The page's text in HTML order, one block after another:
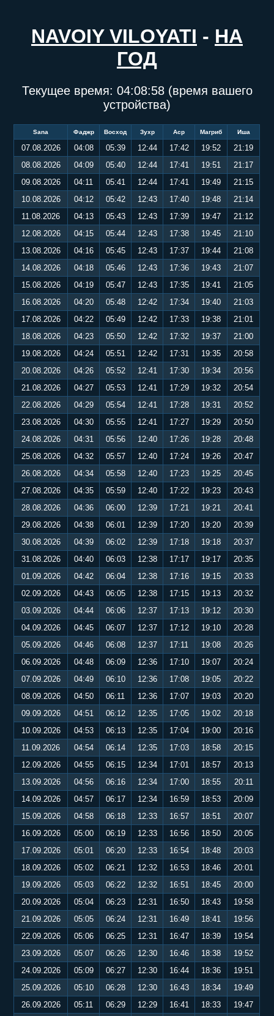
NAVOIY VILOYATI - НА
ГОД
Текущее время: 04:08:59(время вашего
устройства)
Sana Фаджр Восход Зухр Аср Магриб Иша
07.08.2026 04:08 05:39 12:44 17:42 19:52
21:19
08.08.2026
04:09 05:40 12:44 17:41 19:51
21:17
09.08.2026
04:11 05:41 12:44 17:41 19:49
21:15
10.08.2026
04:12 05:42 12:43 17:40 19:48
21:14
11.08.2026
04:13 05:43 12:43 17:39 19:47
21:12
12.08.2026
04:15 05:44 12:43 17:38 19:45
21:10
13.08.2026
04:16 05:45 12:43 17:37 19:44
21:08
14.08.2026
04:18 05:46 12:43 17:36 19:43
21:07
15.08.2026
04:19 05:47 12:43 17:35 19:41
21:05
16.08.2026
04:20 05:48 12:42 17:34 19:40
21:03
17.08.2026
04:22 05:49 12:42 17:33 19:38
21:01
18.08.2026
04:23 05:50 12:42 17:32 19:37
21:00
19.08.2026
04:24 05:51 12:42 17:31 19:35
20:58
20.08.2026
04:26 05:52 12:41 17:30 19:34
20:56
21.08.2026
04:27 05:53 12:41 17:29 19:32
20:54
22.08.2026
04:29 05:54 12:41 17:28 19:31
20:52
23.08.2026
04:30 05:55 12:41 17:27 19:29
20:50
24.08.2026
04:31 05:56 12:40 17:26 19:28
20:48
25.08.2026
04:32 05:57 12:40 17:24 19:26
20:47
26.08.2026
04:34 05:58 12:40 17:23 19:25
20:45
27.08.2026
04:35 05:59 12:40 17:22 19:23
20:43
28.08.2026
04:36 06:00 12:39 17:21 19:21
20:41
29.08.2026
04:38 06:01 12:39 17:20 19:20
20:39
30.08.2026
04:39 06:02 12:39 17:18 19:18
20:37
31.08.2026
04:40 06:03 12:38 17:17 19:17
20:35
01.09.2026
04:42 06:04 12:38 17:16 19:15
20:33
02.09.2026
04:43 06:05 12:38 17:15 19:13
20:32
03.09.2026
04:44 06:06 12:37 17:13 19:12
20:30
04.09.2026
04:45 06:07 12:37 17:12 19:10
20:28
05.09.2026
04:46 06:08 12:37 17:11 19:08
20:26
06.09.2026
04:48 06:09 12:36 17:10 19:07
20:24
07.09.2026
04:49 06:10 12:36 17:08 19:05
20:22
08.09.2026
04:50 06:11 12:36 17:07 19:03
20:20
09.09.2026
04:51 06:12 12:35 17:05 19:02
20:18
10.09.2026
04:53 06:13 12:35 17:04 19:00
20:16
11.09.2026
04:54 06:14 12:35 17:03 18:58
20:15
12.09.2026
04:55 06:15 12:34 17:01 18:57
20:13
13.09.2026
04:56 06:16 12:34 17:00 18:55
20:11
14.09.2026
04:57 06:17 12:34 16:59 18:53
20:09
15.09.2026
04:58 06:18 12:33 16:57 18:51
20:07
16.09.2026
05:00 06:19 12:33 16:56 18:50
20:05
17.09.2026
05:01 06:20 12:33 16:54 18:48
20:03
18.09.2026
05:02 06:21 12:32 16:53 18:46
20:01
19.09.2026
05:03 06:22 12:32 16:51 18:45
20:00
20.09.2026
05:04 06:23 12:31 16:50 18:43
19:58
21.09.2026
05:05 06:24 12:31 16:49 18:41
19:56
22.09.2026
05:06 06:25 12:31 16:47 18:39
19:54
23.09.2026
05:07 06:26 12:30 16:46 18:38
19:52
24.09.2026
05:09 06:27 12:30 16:44 18:36
19:51
25.09.2026
05:10 06:28 12:30 16:43 18:34
19:49
26.09.2026
05:11 06:29 12:29 16:41 18:33
19:47